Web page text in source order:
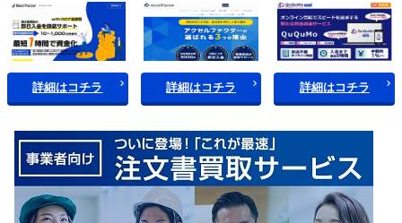
詳細はコチラ 詳細はコチラ 詳細はコチラ